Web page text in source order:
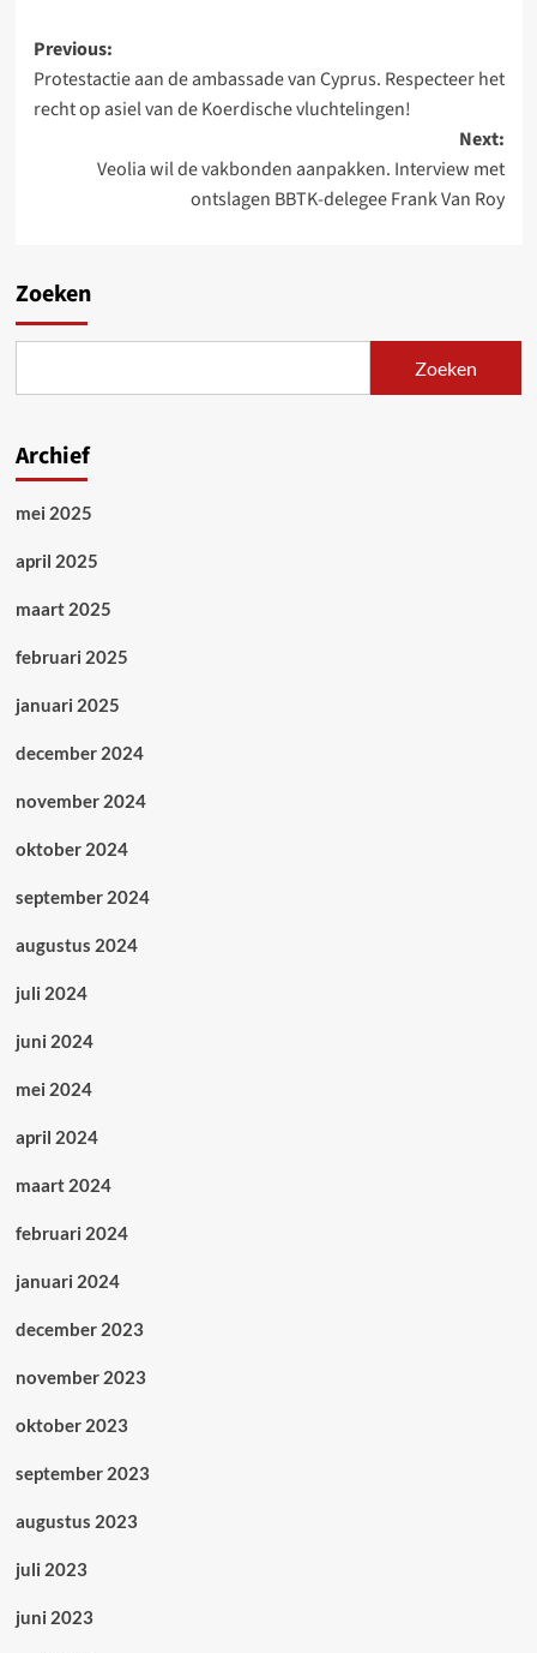
Post
navigation
Previous:
Protestactie aan de ambassade van Cyprus. Respecteer het
recht op asiel van de Koerdische vluchtelingen!
Next:
Veolia wil de vakbonden aanpakken. Interview met
ontslagen BBTK-delegee Frank Van Roy
Zoeken
Zoeken
Archief
mei 2025
april 2025
maart 2025
februari 2025
januari 2025
december 2024
november 2024
oktober 2024
september 2024
augustus 2024
juli 2024
juni 2024
mei 2024
april 2024
maart 2024
februari 2024
januari 2024
december 2023
november 2023
oktober 2023
september 2023
augustus 2023
juli 2023
juni 2023